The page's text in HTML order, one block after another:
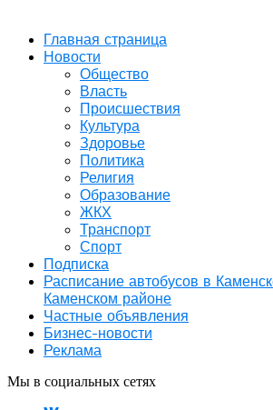
Главная страница
Новости
Общество
Власть
Происшествия
Культура
Здоровье
Политика
Религия
Образование
ЖКХ
Транспорт
Спорт
Подписка
Расписание автобусов в
Каменском районе
Частные объявления
Бизнес-новости
Реклама
Мы в социальных сетях